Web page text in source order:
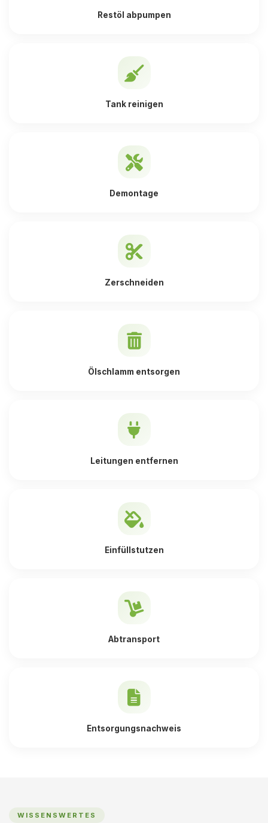
Restöl abpumpen
Tank reinigen
Demontage
Zerschneiden
Ölschlamm entsorgen
Leitungen entfernen
Einfüllstutzen
Abtransport
Entsorgungsnachweis
WISSENSWERTES